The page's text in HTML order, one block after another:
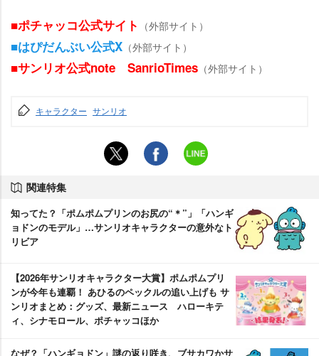
■ポチャッコ公式サイト （外部サイト）
■はぴだんぶい公式X （外部サイト）
■サンリオ公式note SanrioTimes （外部サイト）
キャラクター サンリオ
関連特集
知ってた？「ポムポムプリンのお尻の“＊”」「ハンギ
ョドンのモデル」…サンリオキャラクターの意外なト
リビア
【2026年サンリオキャラクター大賞】ポムポムプリ
ンが今年も連覇！ あひるのペックルの追い上げも サ
ンリオまとめ：グッズ、最新ニュース ハローキテ
ィ、シナモロール、ポチャッコほか
なぜ？「ハンギョドン」謎の返り咲き、ブサカワかサ